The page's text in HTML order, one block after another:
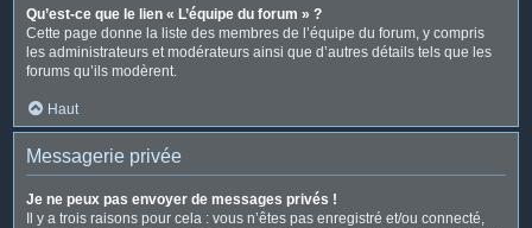
Qu’est-ce que le lien « L’équipe du forum » ?
Cette page donne la liste des membres de l’équipe du forum, y compris
les administrateurs et modérateurs ainsi que d’autres détails tels que les
forums qu’ils modèrent.
Haut
Messagerie privée
Je ne peux pas envoyer de messages privés !
Il y a trois raisons pour cela : vous n’êtes pas enregistré et/ou connecté,